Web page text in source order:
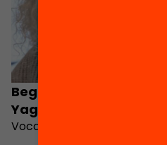
Begonya Gasch
Yagüe
Vocal